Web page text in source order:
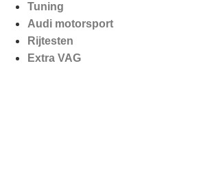
Tuning
Audi motorsport
Rijtesten
Extra VAG